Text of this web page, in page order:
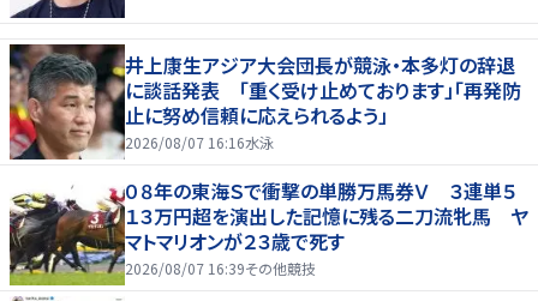
井上康生アジア大会団長が競泳・本多灯の辞退
に談話発表 「重く受け止めております」「再発防
止に努め信頼に応えられるよう」
2026/08/07 16:16水泳
０８年の東海Ｓで衝撃の単勝万馬券Ｖ ３連単５
１３万円超を演出した記憶に残る二刀流牝馬 ヤ
マトマリオンが２３歳で死す
2026/08/07 16:39その他競技